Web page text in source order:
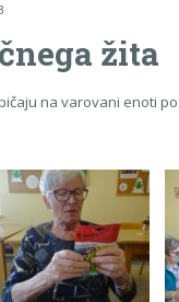
žita
na varovani enoti